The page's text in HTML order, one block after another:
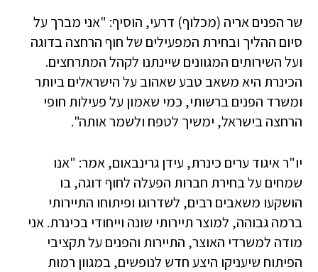
שר הפנים אריה (מכלוף) דרעי, הוסיף: "אני מברך על
סיום ההליך ובחירת המפעילים של חוף הרחצה בדוגה
ועל השירותים המגוונים שיינתנו לקהל המתרחצים.
הכינרת היא משאב טבע שאהוב על הישראלים ביותר
ומשרד הפנים ברשותי, כמי שאמון על פעילות חופי
הרחצה בישראל, ימשיך לטפח ולשמר אותה".
יו"ר איגוד ערים כינרת, עידן גרינבאום, אמר: "אנו
שמחים על בחירת חברות הפעלה לחוף דוגה, בו
הושקעו משאבים רבים, לשדרוגו ופיתוחו התיירותי
ברמה גבוהה, למוצר תיירותי שונה וייחודי בכינרת. אני
מודה למשרדי האוצר, התיירות והפנים על תקציבי
הפיתוח שיעניקו היצע חדש לנופשים, במגוון רמות